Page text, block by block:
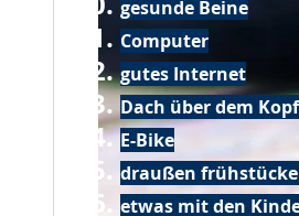
gesunde Beine
Computer
gutes Internet
Dach über dem Kopf
E-Bike
draußen
etwas mit den